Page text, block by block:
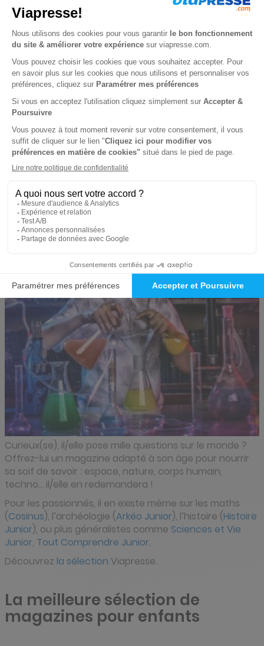
ludique, la BD est plus accessible aussi pour des enfants
qui ne tiennent pas en place. La BD, c’est aussi des
rendez vous avec des héros drôles et attachants.
Bien sûr les magazines Disneyet ses personnages
cultesMickey,Picsouou Babarqui ont fait le bonheur
de plusieurs générations, ou encoreSpirou
Casemate.
Découvrez l’offre BD Jeunesse :
Pour les scientifiques en herbe
Curieux(se), il/elle pose mille questions sur le monde ?
Offrez-lui un magazine adapté à son âge pour nourrir
sa soif de savoir : espace, nature, corps humain,
techno… il/elle en redemandera !
Pour les passionnés, il en existe même sur les maths
(Cosinus), l’archéologie (Arkéo Junior), l’histoire (Histoire
Junior), ou plus généralistes comme Sciences et Vie
Junior, Tout Comprendre Junior.
Découvrez la sélection Viapresse.
La meilleure sélection de
magazines pour enfants